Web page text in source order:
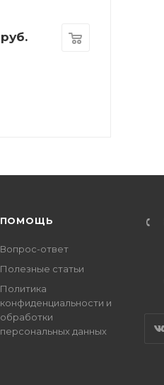
руб.
ПОМОЩЬ
Вопрос-ответ
Полезные статьи
Политика
конфиденциальности и
обработки
персональных данных